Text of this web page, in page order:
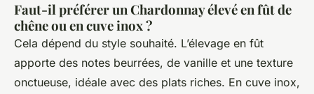
Faut-il préférer un Chardonnay élevé en fût de
chêne ou en cuve inox ?
Cela dépend du style souhaité. L’élevage en fût
apporte des notes beurrées, de vanille et une texture
onctueuse, idéale avec des plats riches. En cuve inox,